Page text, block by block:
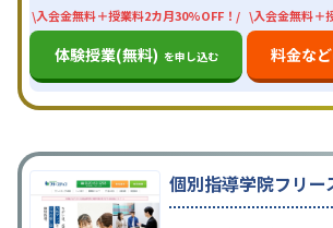
\入会金無料＋授業料2カ月30%OFF！/
体験授業(無料) を申し込む
\入会金無料＋
料金な
個別指導学院フリー